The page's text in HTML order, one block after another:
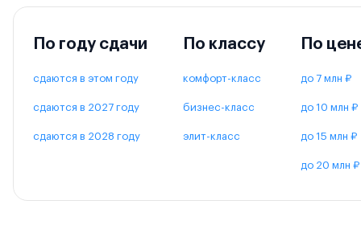
По году сдачи
сдаются в этом году
сдаются в 2027 году
сдаются в 2028 году
По классу
комфорт-класс
бизнес-класс
элит-класс
По
до 7 млн ₽
до 10 млн ₽
до 15 млн ₽
до 20 млн ₽